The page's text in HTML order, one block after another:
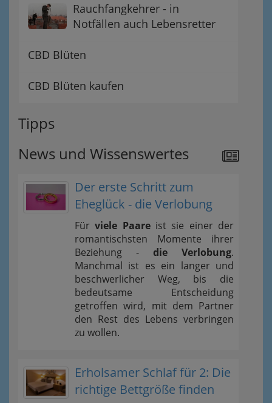
Rauchfangkehrer - in
Notfällen auch Lebensretter
CBD Blüten
CBD Blüten kaufen
Tipps
News und Wissenswertes
Der erste Schritt zum
Eheglück - die Verlobung
Fürviele Paareist sie einer der
romantischsten Momente ihrer
Beziehung - die Verlobung.
Manchmal ist es ein langer und
beschwerlicher Weg, bis die
bedeutsame Entscheidung
getroffen wird, mit dem Partner
den Rest des Lebens verbringen
zu wollen.
Erholsamer Schlaf für 2: Die
richtige Bettgröße finden